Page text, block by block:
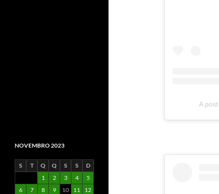
A
NOVEMBRO 2023
S T Q Q S S
D
1
2 3 4
5
6
7 8 9 10 11
12